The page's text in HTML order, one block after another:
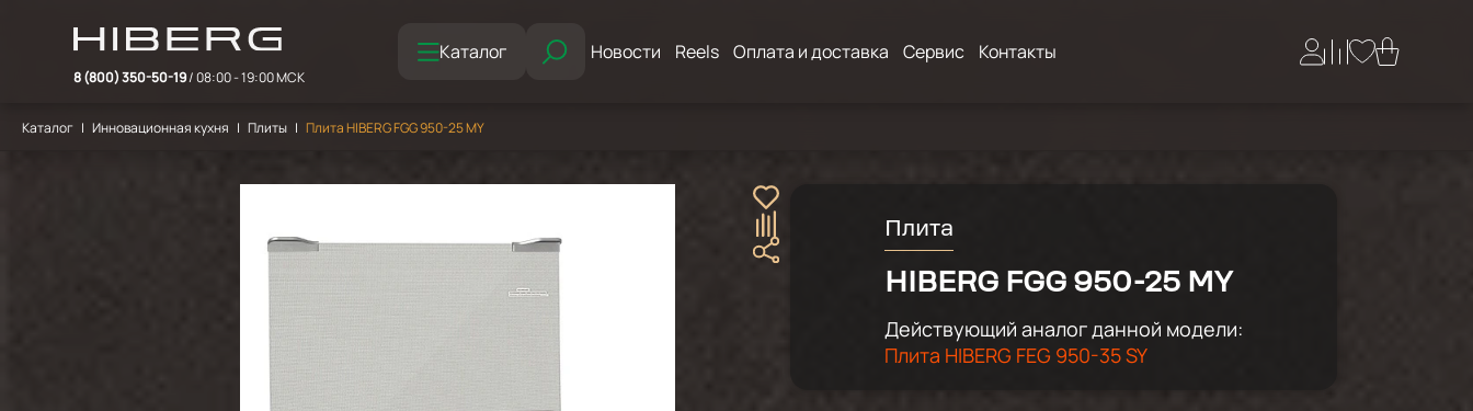
8 (800) 350-50-19/ 08:00 - 19:00 МСК
Каталог Новости Reels Оплата и доставка Сервис Контакты
Каталог Инновационная кухня Плиты Плита HIBERG FGG 950-25 MY
Плита
HIBERG FGG 950-25 MY
Действующий аналог данной модели:
Плита HIBERG FЕG 950-35 SY